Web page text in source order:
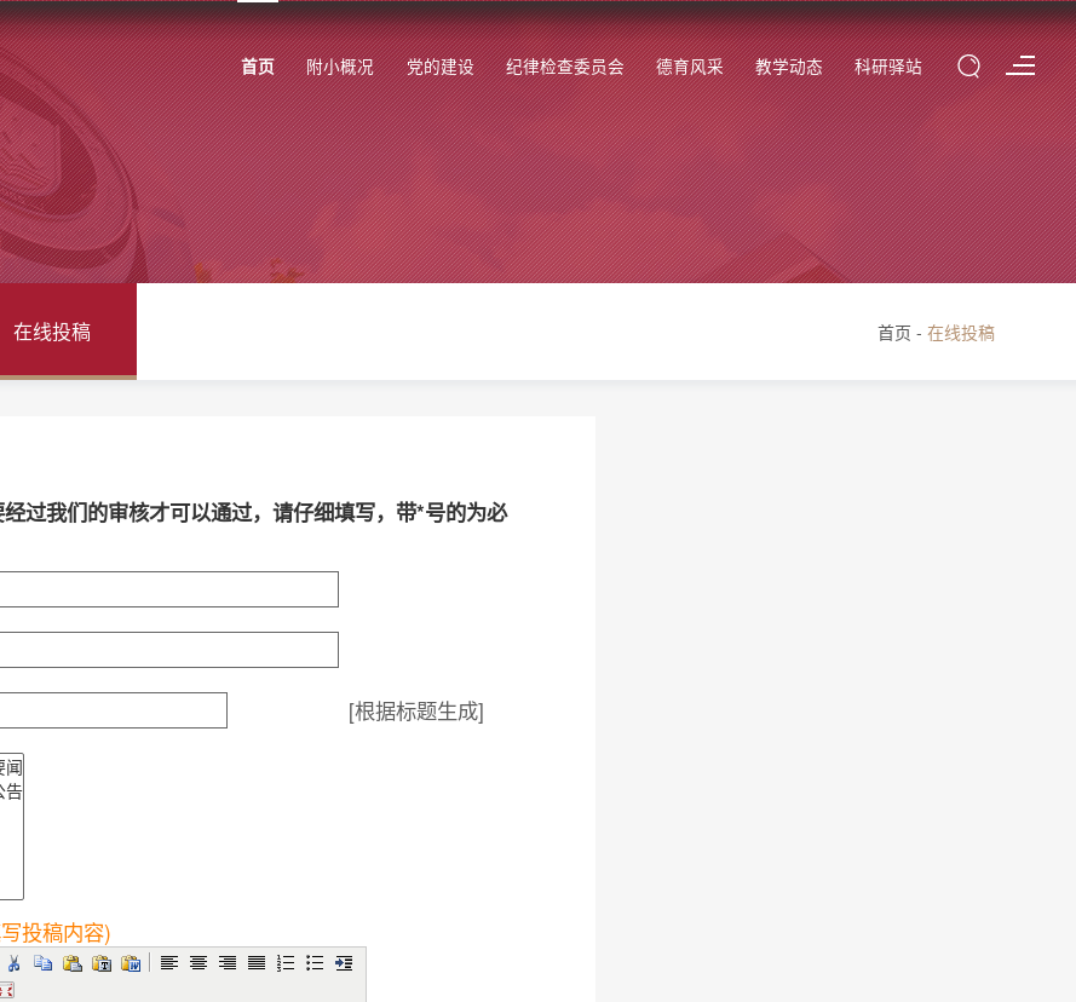
首页 附小概况 党的建设 纪律检查委员会 德育风采 教学动态 科研驿站
在线投稿 首页 - 在线投稿
过我们的审核才可以通过，请仔细填写，带*号的为必
[根据标题生成]
投稿内容)